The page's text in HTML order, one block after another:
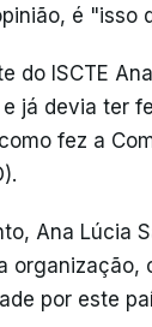
é "isso
do ISCTE
e já devia ter
fez a
Ana Lúcia
organização,
por este